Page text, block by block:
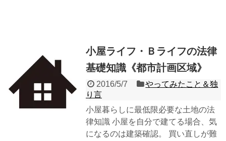
小屋ライフ・Ｂライフの法律
基礎知識《都市計画区域》
2016/5/7
やってみたこと＆独
り言
小屋暮らしに最低限必要な土地の法
律知識 小屋を自分で建てる場合、気
になるのは建築確認。 買い直しが難